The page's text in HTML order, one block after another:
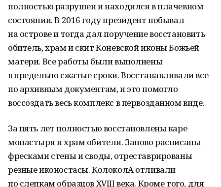
полностью разрушен и находился в плачевном
состоянии. В 2016 году президент побывал
на острове и тогда дал поручение восстановить
обитель, храм и скит Коневской иконы Божьей
матери. Все работы были выполнены
в предельно сжатые сроки. Восстанавливали все
по архивным документам, и это помогло
воссоздать весь комплекс в первозданном виде.
За пять лет полностью восстановлены каре
монастыря и храм обители. Заново расписаны
фресками стены и своды, отреставрированы
резные иконостасы. КолоколА отливали
по слепкам образцов XVIII века. Кроме того, для